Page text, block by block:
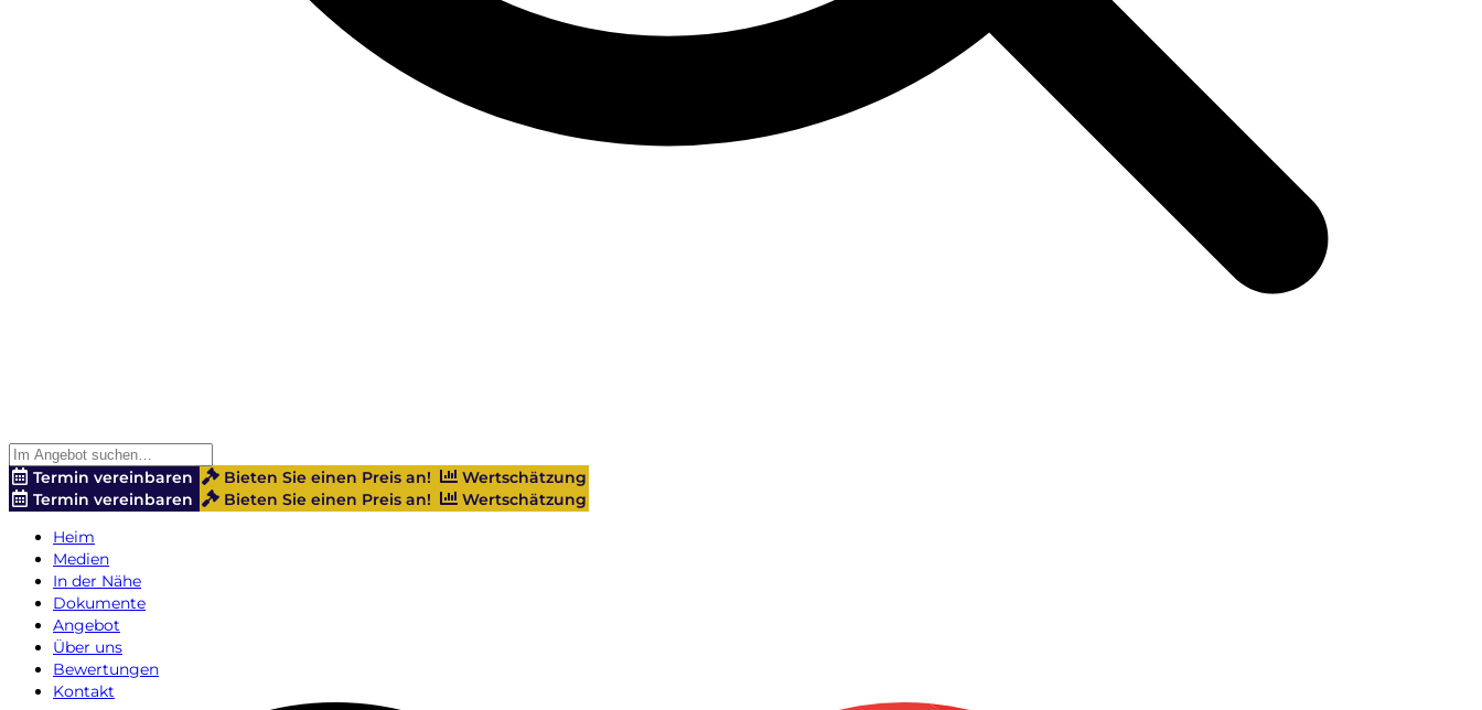
Termin vereinbaren Bieten Sie einen Preis an!
Wertschätzung
Termin vereinbaren
Bieten Sie einen Preis an!
Wertschätzung
Heim
Medien
In der Nähe
Dokumente
Angebot
Über uns
Bewertungen
Kontakt